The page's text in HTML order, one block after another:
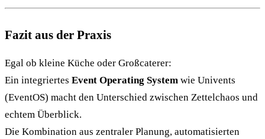
Fazit aus der Praxis
Egal ob kleine Küche oder Großcaterer:
Ein integriertes Event Operating System wie Univents
(EventOS) macht den Unterschied zwischen Zettelchaos und
echtem Überblick.
Die Kombination aus zentraler Planung, automatisierten